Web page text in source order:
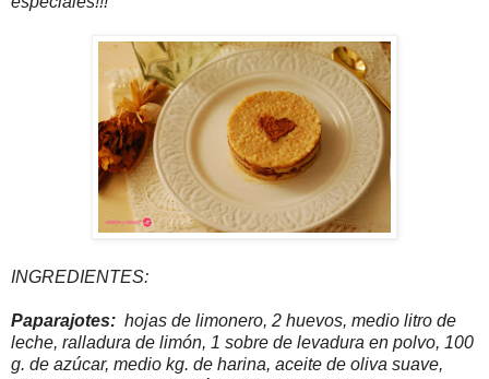
INGREDIENTES:
Paparajotes: hojas de limonero, 2 huevos, medio litro de
leche, ralladura de limón, 1 sobre de levadura en polvo, 100
g. de azúcar, medio kg. de harina, aceite de oliva suave,